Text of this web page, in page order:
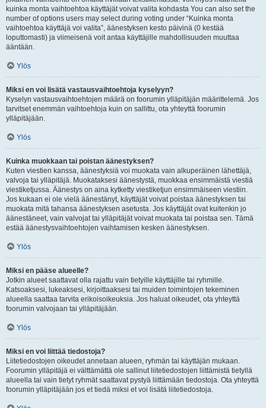
kuinka monta vaihtoehtoa käyttäjät voivat valita kohdasta You can also set the
number of options users may select during voting under “Kuinka monta
vaihtoehtoa käyttäjä voi valita”, äänestyksen kesto päivinä (0 kestää
loputtomasti) ja viimeisenä voit antaa käyttäjille mahdollisuuden muuttaa
ääntään.
Ylös
Miksi en voi lisätä vastausvaihtoehtoja kyselyyn?
Kyselyn vastausvaihtoehtojen määrä on foorumin ylläpitäjän määrittelemä. Jos
tarvitset enemmän vaihtoehtoja kuin on sallittu, ota yhteyttä foorumin
ylläpitäjään.
Ylös
Kuinka muokkaan tai poistan äänestyksen?
Kuten viestien kanssa, äänestyksiä voi muokata vain alkuperäinen lähettäjä,
valvoja tai ylläpitäjä. Muokataksesi äänestystä, muokkaa ensimmäistä viestiä
viestiketjussa. Äänestys on aina kytketty viestiketjun ensimmäiseen viestiin.
Jos kukaan ei ole vielä äänestänyt, käyttäjät voivat poistaa äänestyksen tai
muokata mitä tahansa äänestyksen asetusta. Jos käyttäjät ovat kuitenkin jo
äänestäneet, vain valvojat tai ylläpitäjät voivat muokata tai poistaa sen. Tämä
estää äänestysvaihtoehtojen vaihtamisen kesken äänestyksen.
Ylös
Miksi en pääse alueelle?
Jotkin alueet saattavat olla rajattu vain tietyille käyttäjille tai ryhmille.
Katsoaksesi, lukeaksesi, kirjoittaaksesi tai muiden toimintojen tekeminen
alueella saattaa tarvita erikoisoikeuksia. Jos haluat oikeudet, ota yhteyttä
foorumin valvojaan tai ylläpitäjään.
Ylös
Miksi en voi liittää tiedostoja?
Liitetiedostojen oikeudet annetaan alueen, ryhmän tai käyttäjän mukaan.
Foorumin ylläpitäjä ei välttämättä ole sallinut liitetiedostojen liittämistä tietyllä
alueella tai vain tietyt ryhmät saattavat pystyä liittämään tiedostoja. Ota yhteyttä
foorumin ylläpitäjään jos et tiedä miksi et voi lisätä liitetiedostoja.